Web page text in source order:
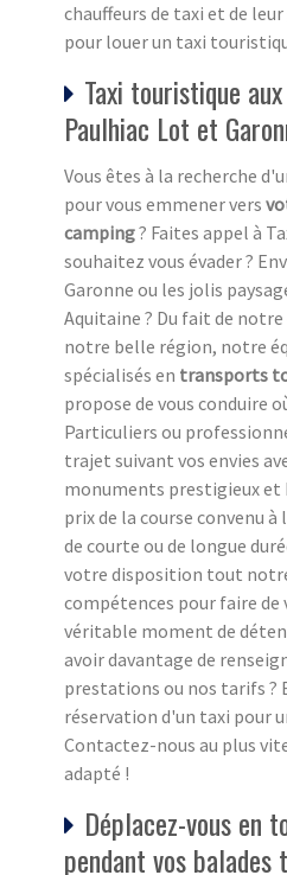
chauffeurs de taxi et de
pour louer un taxi
Taxi touristique
Paulhiac Lot et
Vous êtes à la recherche
pour vous emmener vers
camping? Faites appel à
souhaitez vous évader ?
Garonne ou les jolis
Aquitaine ? Du fait de notre
notre belle région, notre
spécialisés en transports
propose de vous conduire
Particuliers ou
trajet suivant vos envies
monuments prestigieux et
prix de la course convenu à
de courte ou de longue
votre disposition tout
compétences pour faire
véritable moment de
avoir davantage de
prestations ou nos tarifs ?
réservation d'un taxi pour
Contactez-nous au plus
adapté !
Déplacez-vous en
pendant vos balades